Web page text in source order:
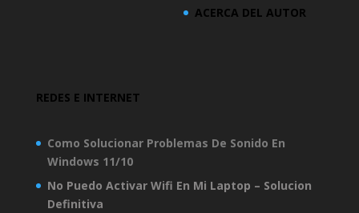
ACERCA DEL AUTOR
REDES E INTERNET
Como Solucionar Problemas De Sonido En
Windows 11/10
No Puedo Activar Wifi En Mi Laptop – Solucion
Definitiva